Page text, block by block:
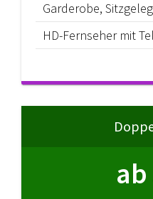
Garderobe,
HD-Fernseher mit